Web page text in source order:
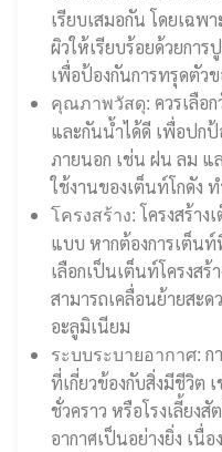
เรียบเสมอกัน โดยเฉ
ผิวให้เรียบร้อยด้วยกา
เพื่อป้องกันการทรุดตัว
คุณภาพวัสดุ: ควรเลือ
และกันน้ำได้ดี เพื่อปก
ภายนอก เช่น ฝน ลม แ
ใช้งานของเต็นท์โกดัง
โครงสร้าง: โครงสร้า
แบบ หากต้องการเต็น
เลือกเป็นเต็นท์โครงส
สามารถเคลื่อนย้ายสะด
อะลูมิเนียม
ระบบระบายอากาศ: ก
ที่เกี่ยวข้องกับสิ่งมีชีวิต
ชั่วคราว หรือโรงเลี้ยง
อากาศเป็นอย่างยิ่ง เนื่